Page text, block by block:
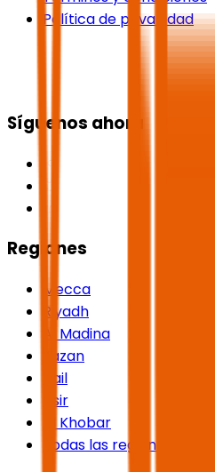
Política de privacidad
Síguenos ahora
Regiones
Mecca
Riyadh
Al Madina
Jazan
Hail
Asir
Al Khobar
Todas las regiones